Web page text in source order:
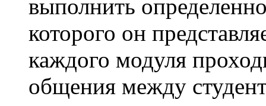
выполнить
которого он
каждого модуля
общения между